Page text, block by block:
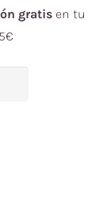
gratis en tu